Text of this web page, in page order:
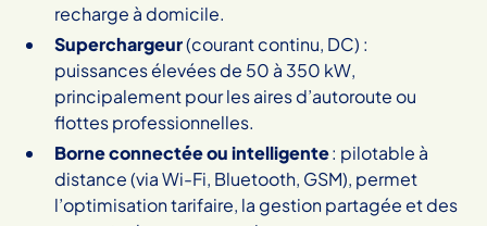
recharge à domicile.
Superchargeur(courant continu, DC) :
puissances élevées de 50 à 350 kW,
principalement pour les aires d’autoroute ou
flottes professionnelles.
Borne connectée ou intelligente: pilotable à
distance (via Wi-Fi, Bluetooth, GSM), permet
l’optimisation tarifaire, la gestion partagée et des